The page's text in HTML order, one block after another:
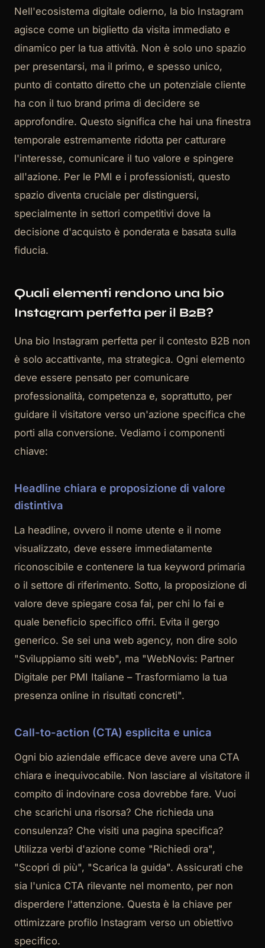
Nell'ecosistema digitale odierno, la bio Instagram
agisce come un biglietto da visita immediato e
dinamico per la tua attività. Non è solo uno spazio
per presentarsi, ma il primo, e spesso unico,
punto di contatto diretto che un potenziale cliente
ha con il tuo brand prima di decidere se
approfondire. Questo significa che hai una finestra
temporale estremamente ridotta per catturare
l'interesse, comunicare il tuo valore e spingere
all'azione. Per le PMI e i professionisti, questo
spazio diventa cruciale per distinguersi,
specialmente in settori competitivi dove la
decisione d'acquisto è ponderata e basata sulla
fiducia.
Quali elementi rendono una bio
Instagram perfetta per il B2B?
Una bio Instagram perfetta per il contesto B2B non
è solo accattivante, ma strategica. Ogni elemento
deve essere pensato per comunicare
professionalità, competenza e, soprattutto, per
guidare il visitatore verso un'azione specifica che
porti alla conversione. Vediamo i componenti
chiave:
Headline chiara e proposizione di valore
distintiva
La headline, ovvero il nome utente e il nome
visualizzato, deve essere immediatamente
riconoscibile e contenere la tua keyword primaria
o il settore di riferimento. Sotto, la proposizione di
valore deve spiegare cosa fai, per chi lo fai e
quale beneficio specifico offri. Evita il gergo
generico. Se sei una web agency, non dire solo
"Sviluppiamo siti web", ma "WebNovis: Partner
Digitale per PMI Italiane – Trasformiamo la tua
presenza online in risultati concreti".
Call-to-action (CTA) esplicita e unica
Ogni bio aziendale efficace deve avere una CTA
chiara e inequivocabile. Non lasciare al visitatore il
compito di indovinare cosa dovrebbe fare. Vuoi
che scarichi una risorsa? Che richieda una
consulenza? Che visiti una pagina specifica?
Utilizza verbi d'azione come "Richiedi ora",
"Scopri di più", "Scarica la guida". Assicurati che
sia l'unica CTA rilevante nel momento, per non
disperdere l'attenzione. Questa è la chiave per
ottimizzare profilo Instagram verso un obiettivo
specifico.